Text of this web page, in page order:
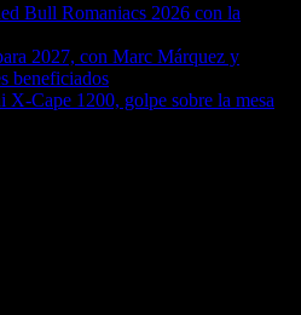
Bull Romaniacs 2026 con la
2027, con Marc Márquez y
beneficiados
Cape 1200, golpe sobre la mesa